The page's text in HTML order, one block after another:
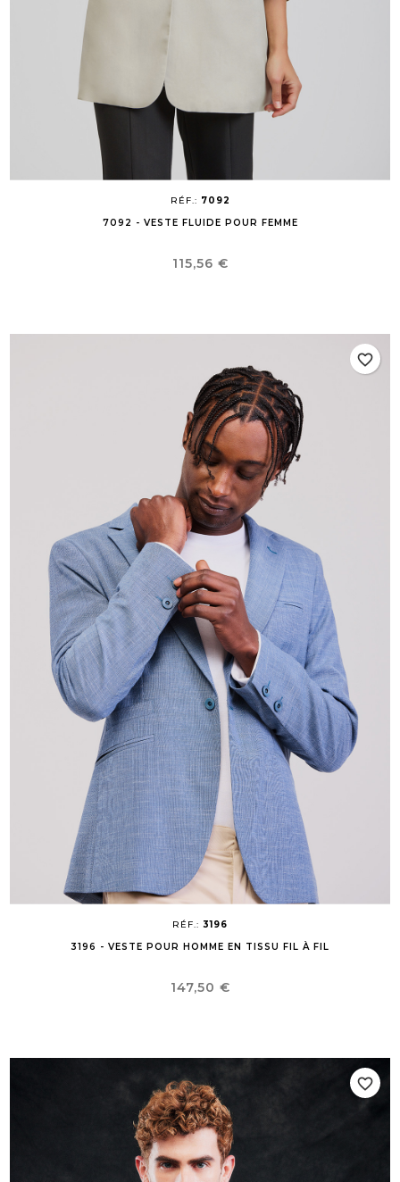
RÉF.: 7092
7092 - VESTE FLUIDE POUR FEMME
Prix
115,56 €
RÉF.: 3196
3196 - VESTE POUR HOMME EN TISSU FIL À FIL
Prix
147,50 €
favorite_border
favorite_border